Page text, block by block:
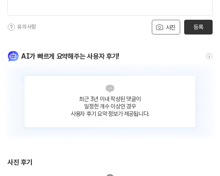
사진
유의사항 등록
AI가 빠르게 요약해주는 사용자 후기!
최근 3년 이내 작성된 댓글이
일정한 개수 이상인 경우
사용자 후기 요약 정보가 제공됩니다.
사진 후기